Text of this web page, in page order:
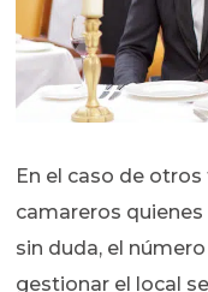
En el caso de
camareros
sin duda, el
gestionar el local